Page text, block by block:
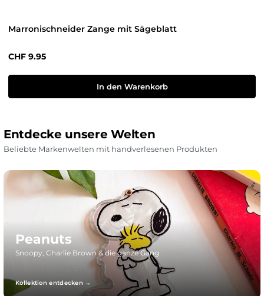
Marronischneider Zange mit Sägeblatt
Regulärer Preis:
CHF 9.95
In den Warenkorb
Entdecke unsere Welten
Beliebte Markenwelten mit handverlesenen Produkten
Peanuts
Snoopy, Charlie Brown & die ganze Gang
Kollektion entdecken →